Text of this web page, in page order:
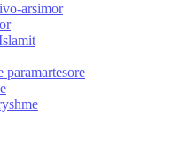
arsimor
paramartesore